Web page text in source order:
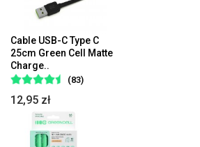
Cable USB-C Type C
25cm Green Cell Matte
Charge..
(83)
12,95 zł